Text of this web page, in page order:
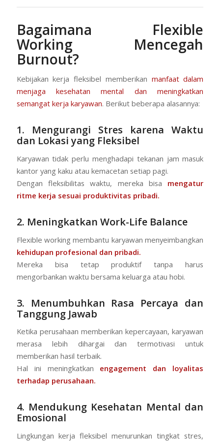
Bagaimana Flexible
Working Mencegah
Burnout?
Kebijakan kerja fleksibel memberikan manfaat dalam
menjaga kesehatan mental dan meningkatkan
semangat kerja karyawan. Berikut beberapa alasannya:
1. Mengurangi Stres karena Waktu
dan Lokasi yang Fleksibel
Karyawan tidak perlu menghadapi tekanan jam masuk
kantor yang kaku atau kemacetan setiap pagi.
Dengan fleksibilitas waktu, mereka bisa mengatur
ritme kerja sesuai produktivitas pribadi.
2. Meningkatkan Work-Life Balance
Flexible working membantu karyawan menyeimbangkan
kehidupan profesional dan pribadi.
Mereka bisa tetap produktif tanpa harus
mengorbankan waktu bersama keluarga atau hobi.
3. Menumbuhkan Rasa Percaya dan
Tanggung Jawab
Ketika perusahaan memberikan kepercayaan, karyawan
merasa lebih dihargai dan termotivasi untuk
memberikan hasil terbaik.
Hal ini meningkatkan engagement dan loyalitas
terhadap perusahaan.
4. Mendukung Kesehatan Mental dan
Emosional
Lingkungan kerja fleksibel menurunkan tingkat stres,